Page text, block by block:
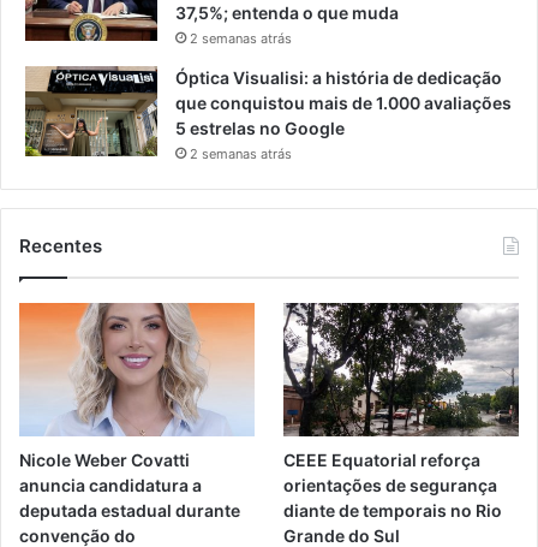
37,5%; entenda o que muda
2 semanas atrás
Óptica Visualisi: a história de dedicação
que conquistou mais de 1.000 avaliações
5 estrelas no Google
2 semanas atrás
Recentes
Nicole Weber Covatti
anuncia candidatura a
deputada estadual durante
convenção do
CEEE Equatorial reforça
orientações de segurança
diante de temporais no Rio
Grande do Sul